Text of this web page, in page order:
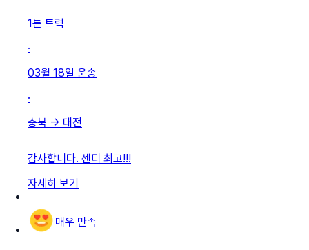
1톤 트럭
·
03월 18일 운송
·
충북 → 대전
감사합니다. 센디 최고!!!
자세히 보기
매우 만족